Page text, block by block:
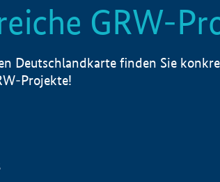
GRW-
Deutschlandkarte finden Sie
Projekte!